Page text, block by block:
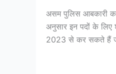
असम पुलिस आबकारी
अनुसार इन पदों के लिए
2023 से कर सकते हैं